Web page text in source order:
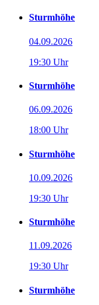
Sturmhöhe
04.09.2026
19:30 Uhr
Sturmhöhe
06.09.2026
18:00 Uhr
Sturmhöhe
10.09.2026
19:30 Uhr
Sturmhöhe
11.09.2026
19:30 Uhr
Sturmhöhe